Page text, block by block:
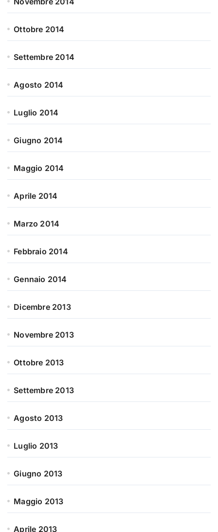
Ottobre 2014
Settembre 2014
Agosto 2014
Luglio 2014
Giugno 2014
Maggio 2014
Aprile 2014
Marzo 2014
Febbraio 2014
Gennaio 2014
Dicembre 2013
Novembre 2013
Ottobre 2013
Settembre 2013
Agosto 2013
Luglio 2013
Giugno 2013
Maggio 2013
Aprile 2013